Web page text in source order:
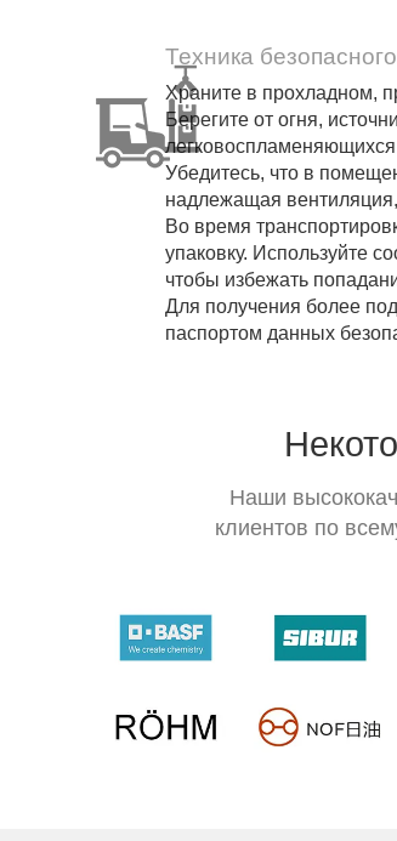
Техника
Храните в прохладном,
Берегите от огня,
Убедитесь, что в
надлежащая
Во время
упаковку. Используйте
чтобы избежать
Для получения более
паспортом данных
Наши
клиентов по